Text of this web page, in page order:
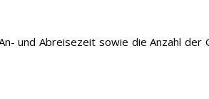
und Abreisezeit sowie die Anzahl der